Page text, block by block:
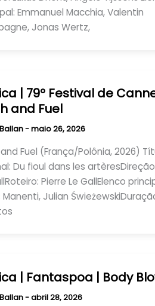
Emmanuel Macchia, Valentin
Jonas Wertz,
| 79º Festival de
and Fuel
-maio 26, 2026
Fuel (França/Polônia, 2026)
Du fioul dans les
Pierre Le GallElenco
Manenti, Julian
| Fantaspoa | Body
-abril 28, 2026